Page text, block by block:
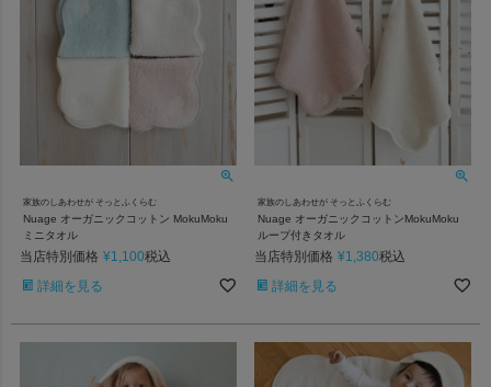
家族のしあわせが そっとふくらむ
Nuage オーガニックコットン MokuMoku
ミニタオル
当店特別価格 ¥1,100税込
詳細を見る
家族のしあわせが そっとふくらむ
Nuage オーガニックコットンMokuMoku
ループ付きタオル
当店特別価格 ¥1,380税込
詳細を見る